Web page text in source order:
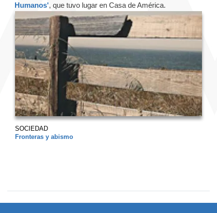
Humanos', que tuvo lugar en Casa de América.
SOCIEDAD
Fronteras y abismo